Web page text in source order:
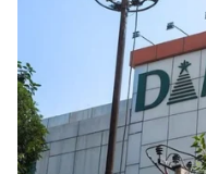
సెకండ్ హీరోయిన్ గా